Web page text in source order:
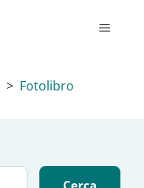
Fotolibro